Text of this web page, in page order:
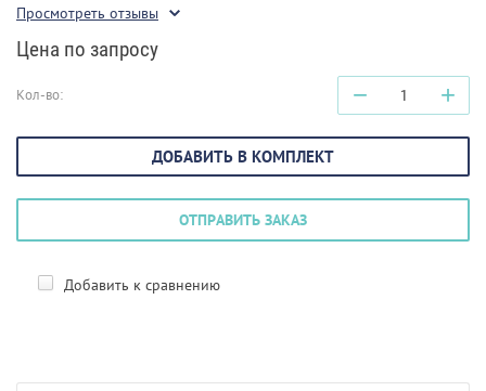
Просмотреть отзывы
Цена по запросу
Кол-во: − +
ДОБАВИТЬ В КОМПЛЕКТ
ОТПРАВИТЬ ЗАКАЗ
Добавить к сравнению